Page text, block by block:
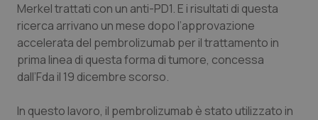
Marche
Molise
Donna & Salute
Epatiti
Merkel trattati con un anti-PD1. E i risultati di questa
ricerca arrivano un mese dopo l’approvazione
accelerata del pembrolizumab per il trattamento in
prima linea di questa forma di tumore, concessa
dall’Fda il 19 dicembre scorso.
In questo lavoro, il pembrolizumab è stato utilizzato in